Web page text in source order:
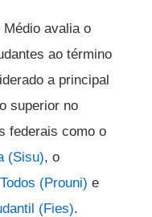
avalia o
ao término
a principal
superior no
federais como o
(Sisu), o
(Prouni) e
(Fies).